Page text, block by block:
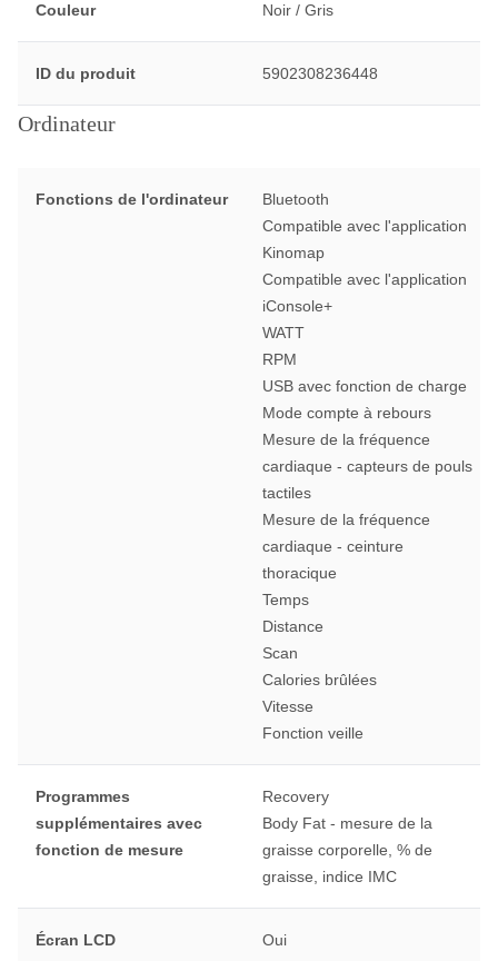
Couleur Noir / Gris
ID du produit 5902308236448
Ordinateur
Fonctions de l'ordinateur
Bluetooth
Compatible avec l'application
Kinomap
Compatible avec l'application
iConsole+
WATT
RPM
USB avec fonction de charge
Mode compte à rebours
Mesure de la fréquence
cardiaque - capteurs de pouls
tactiles
Mesure de la fréquence
cardiaque - ceinture
thoracique
Temps
Distance
Scan
Calories brûlées
Vitesse
Fonction veille
Programmes
supplémentaires avec
fonction de mesure
Recovery
Body Fat - mesure de la
graisse corporelle, % de
graisse, indice IMC
Écran LCD Oui